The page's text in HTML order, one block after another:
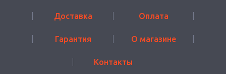
Доставка Оплата
Гарантия О магазине
Контакты